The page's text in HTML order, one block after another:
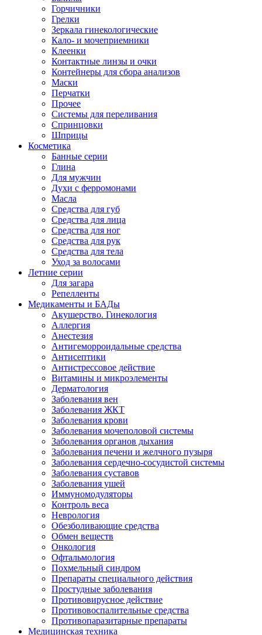
Горчичники
Грелки
Зеркала гинекологические
Кало- и мочеприемники
Клеенки
Контактные линзы и очки
Контейнеры для сбора анализов
Маски
Перчатки
Прочее
Системы для переливания
Спринцовки
Шприцы
Косметика
Банные серии
Глина
Для мужчин
Духи с ферромонами
Масла
Средства для губ
Средства для лица
Средства для ног
Средства для рук
Средства для тела
Уход за волосами
Летние серии
Для загара
Репелленты
Медикаменты и БАДы
Акушерство. Гинекология
Аллергия
Анестезия
Антигеморроидальные средства
Антисептики
Антистрессовое действие
Витамины и микроэлементы
Дерматология
Заболевания вен
Заболевания ЖКТ
Заболевания крови
Заболевания мочеполовой системы
Заболевания органов дыхания
Заболевания печени и желчного пузыря
Заболевания сердечно-сосудистой системы
Заболевания суставов
Заболевания ушей
Иммуномодуляторы
Контроль веса
Неврология
Обезболивающие средства
Обмен веществ
Онкология
Офтальмология
Похмельный синдром
Препараты специального действия
Простудные заболевания
Противовирусное действие
Противовоспалительные средства
Противопаразитарные препараты
Медицинская техника